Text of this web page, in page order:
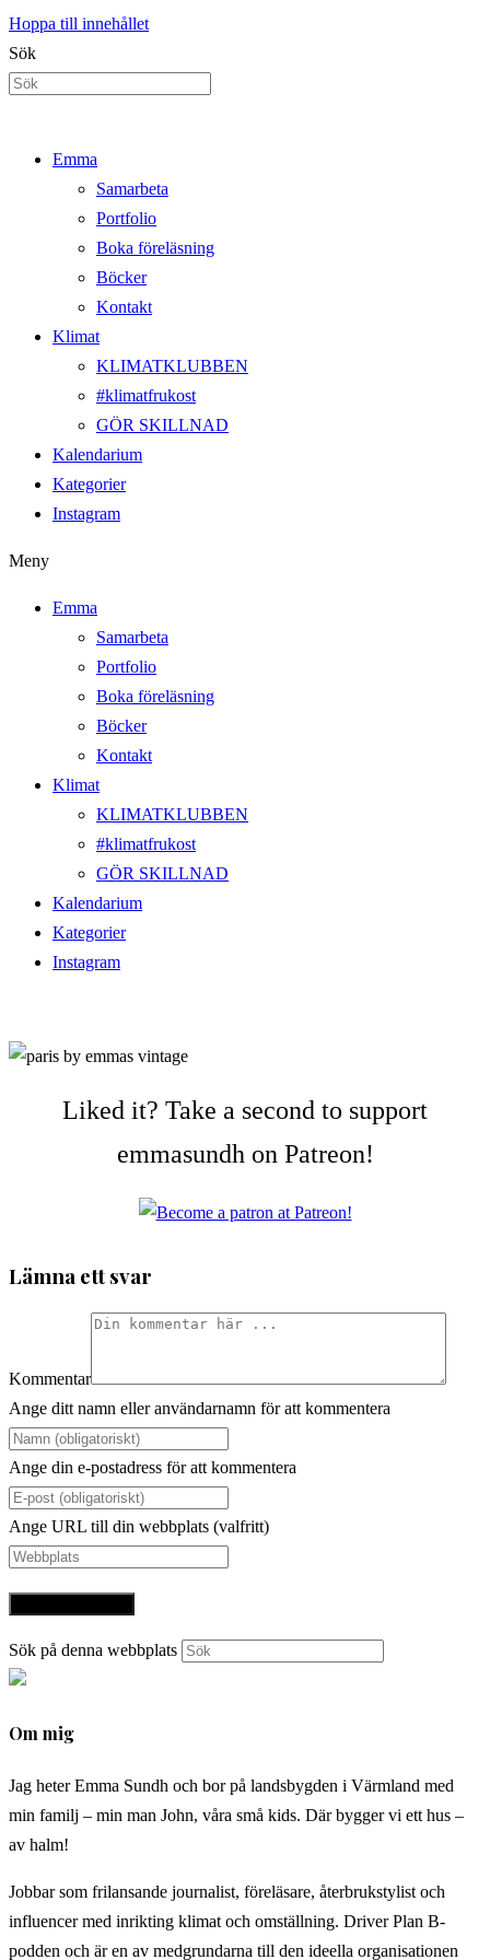
Hoppa till innehållet
Sök
Emma
Samarbeta
Portfolio
Boka föreläsning
Böcker
Kontakt
Klimat
KLIMATKLUBBEN
#klimatfrukost
GÖR SKILLNAD
Kalendarium
Kategorier
Instagram
Meny
Emma
Samarbeta
Portfolio
Boka föreläsning
Böcker
Kontakt
Klimat
KLIMATKLUBBEN
#klimatfrukost
GÖR SKILLNAD
Kalendarium
Kategorier
Instagram
Liked it? Take a second to support
emmasundh on Patreon!
Lämna ett svar
Kommentar
Ange ditt namn eller användarnamn för att kommentera
Ange din e-postadress för att kommentera
Ange URL till din webbplats (valfritt)
Sök på denna webbplats
Om mig
Jag heter Emma Sundh och bor på landsbygden i Värmland med
min familj – min man John, våra små kids. Där bygger vi ett hus –
av halm!
Jobbar som frilansande journalist, föreläsare, återbrukstylist och
influencer med inrikting klimat och omställning. Driver Plan B-
podden och är en av medgrundarna till den ideella organisationen